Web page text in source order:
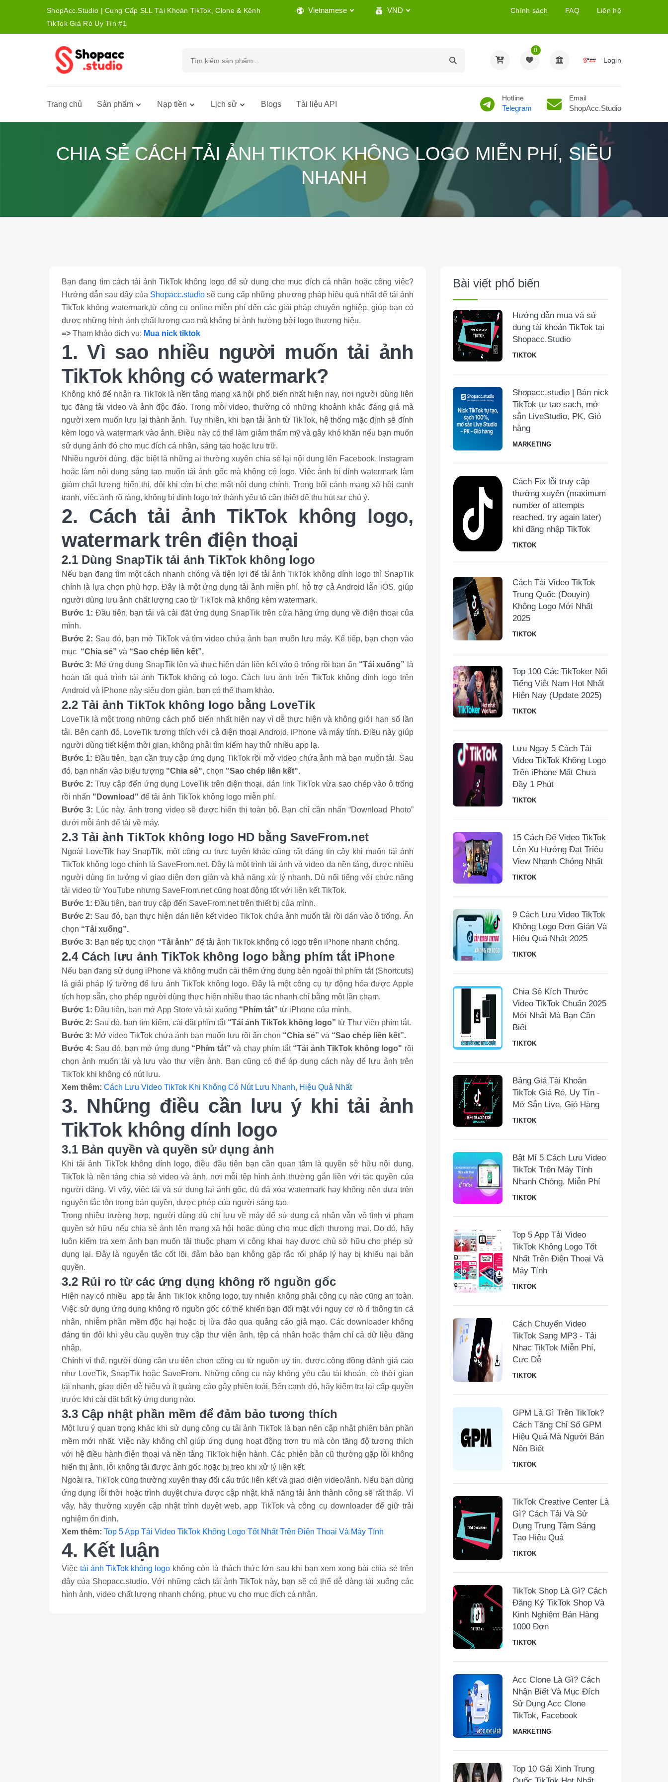
ShopAcc.Studio | Cung Cấp SLL Tài Khoản TikTok, Clone & Kênh
TikTok Giá Rẻ Uy Tín #1
Vietnamese VND Chính sách FAQ Liên hệ
0
Login
Trang chủ Sản phẩm Nạp tiền Lịch sử Blogs Tài liệu API
Hotline
Telegram
Email
ShopAcc.Studio
CHIA SẺ CÁCH TẢI ẢNH TIKTOK KHÔNG LOGO MIỄN PHÍ, SIÊU
NHANH
Bạn đang tìm cách tải ảnh TikTok không logo để sử dụng cho mục đích cá nhân hoặc công việc?
Hướng dẫn sau đây của Shopacc.studiosẽ cung cấp những phương pháp hiệu quả nhất để tải ảnh
TikTok không watermark,từ công cụ online miễn phí đến các giải pháp chuyên nghiệp, giúp bạn có
được những hình ảnh chất lượng cao mà không bị ảnh hưởng bởi logo thương hiệu.
=> Tham khảo dịch vụ: Mua nick tiktok
1. Vì sao nhiều người muốn tải ảnh
TikTok không có watermark?
Không khó để nhận ra TikTok là nền tảng mạng xã hội phổ biến nhất hiện nay, nơi người dùng liên
tục đăng tải video và ảnh độc đáo. Trong mỗi video, thường có những khoảnh khắc đáng giá mà
người xem muốn lưu lại thành ảnh. Tuy nhiên, khi bạn tải ảnh từ TikTok, hệ thống mặc định sẽ đính
kèm logo và watermark vào ảnh. Điều này có thể làm giảm thẩm mỹ và gây khó khăn nếu bạn muốn
sử dụng ảnh đó cho mục đích cá nhân, sáng tạo hoặc lưu trữ.
Nhiều người dùng, đặc biệt là những ai thường xuyên chia sẻ lại nội dung lên Facebook, Instagram
hoặc làm nội dung sáng tạo muốn tải ảnh gốc mà không có logo. Việc ảnh bị dính watermark làm
giảm chất lượng hiển thị, đôi khi còn bị che mất nội dung chính. Trong bối cảnh mạng xã hội cạnh
tranh, việc ảnh rõ ràng, không bị dính logo trở thành yếu tố cần thiết để thu hút sự chú ý.
2. Cách tải ảnh TikTok không logo,
watermark trên điện thoại
2.1 Dùng SnapTik tải ảnh TikTok không logo
Nếu bạn đang tìm một cách nhanh chóng và tiện lợi để tải ảnh TikTok không dính logo thì SnapTik
chính là lựa chọn phù hợp. Đây là một ứng dụng tải ảnh miễn phí, hỗ trợ cả Android lẫn iOS, giúp
người dùng lưu ảnh chất lượng cao từ TikTok mà không kèm watermark.
Bước 1: Đầu tiên, bạn tải và cài đặt ứng dụng SnapTik trên cửa hàng ứng dụng về điện thoại của
mình.
Bước 2: Sau đó, bạn mở TikTok và tìm video chứa ảnh bạn muốn lưu máy. Kế tiếp, bạn chọn vào
mục “Chia sẻ” và “Sao chép liên kết”.
Bước 3: Mở ứng dụng SnapTik lên và thực hiện dán liên kết vào ô trống rồi bạn ấn “Tải xuống” là
hoàn tất quá trình tải ảnh TikTok không có logo. Cách lưu ảnh trên TikTok không dính logo trên
Android và iPhone này siêu đơn giản, bạn có thể tham khảo.
2.2 Tải ảnh TikTok không logo bằng LoveTik
LoveTik là một trong những cách phổ biến nhất hiện nay vì dễ thực hiện và không giới hạn số lần
tải. Bên cạnh đó, LoveTik tương thích với cả điện thoại Android, iPhone và máy tính. Điều này giúp
người dùng tiết kiệm thời gian, không phải tìm kiếm hay thử nhiều app lạ.
Bước 1: Đầu tiên, bạn cần truy cập ứng dụng TikTok rồi mở video chứa ảnh mà bạn muốn tải. Sau
đó, bạn nhấn vào biểu tượng "Chia sẻ", chọn "Sao chép liên kết".
Bước 2:Truy cập đến ứng dụng LoveTik trên điện thoại, dán link TikTok vừa sao chép vào ô trống
rồi nhấn "Download" để tải ảnh TikTok không logo miễn phí.
Bước 3: Lúc này, ảnh trong video sẽ được hiển thị toàn bộ. Bạn chỉ cần nhấn “Download Photo”
dưới mỗi ảnh để tải về máy.
2.3 Tải ảnh TikTok không logo HD bằng SaveFrom.net
Ngoài LoveTik hay SnapTik, một công cụ trực tuyến khác cũng rất đáng tin cậy khi muốn tải ảnh
TikTok không logo chính là SaveFrom.net. Đây là một trình tải ảnh và video đa nền tảng, được nhiều
người dùng tin tưởng vì giao diện đơn giản và khả năng xử lý nhanh. Dù nổi tiếng với chức năng
tải video từ YouTube nhưng SaveFrom.net cũng hoạt động tốt với liên kết TikTok.
Bước 1: Đầu tiên, bạn truy cập đến SaveFrom.net trên thiết bị của mình.
Bước 2: Sau đó, bạn thực hiện dán liên kết video TikTok chứa ảnh muốn tải rồi dán vào ô trống. Ấn
chọn “Tải xuống”.
Bước 3: Bạn tiếp tục chọn “Tải ảnh” để tải ảnh TikTok không có logo trên iPhone nhanh chóng.
2.4 Cách lưu ảnh TikTok không logo bằng phím tắt iPhone
Nếu bạn đang sử dụng iPhone và không muốn cài thêm ứng dụng bên ngoài thì phím tắt (Shortcuts)
là giải pháp lý tưởng để lưu ảnh TikTok không logo. Đây là một công cụ tự động hóa được Apple
tích hợp sẵn, cho phép người dùng thực hiện nhiều thao tác nhanh chỉ bằng một lần chạm.
Bước 1: Đầu tiên, bạn mở App Store và tải xuống “Phím tắt” từ iPhone của mình.
Bước 2: Sau đó, bạn tìm kiếm, cài đặt phím tắt“Tải ảnh TikTok không logo” từ Thư viện phím tắt.
Bước 3: Mở video TikTok chứa ảnh bạn muốn lưu rồi ấn chọn “Chia sẻ” và “Sao chép liên kết”.
Bước 4: Sau đó, bạn mở ứng dụng “Phím tắt”và chạy phím tắt “Tải ảnh TikTok không logo" rồi
chọn ảnh muốn tải và lưu vào thư viện ảnh. Bạn cũng có thể áp dụng cách này để lưu ảnh trên
TikTok khi không có nút lưu.
Xem thêm: Cách Lưu Video TikTok Khi Không Có Nút Lưu Nhanh, Hiệu Quả Nhất
3. Những điều cần lưu ý khi tải ảnh
TikTok không dính logo
3.1 Bản quyền và quyền sử dụng ảnh
Khi tải ảnh TikTok không dính logo, điều đầu tiên bạn cần quan tâm là quyền sở hữu nội dung.
TikTok là nền tảng chia sẻ video và ảnh, nơi mỗi tệp hình ảnh thường gắn liền với tác quyền của
người đăng. Vì vậy, việc tải và sử dụng lại ảnh gốc, dù đã xóa watermark hay không nên dựa trên
nguyên tắc tôn trọng bản quyền, được phép của người sáng tạo.
Trong nhiều trường hợp, người dùng dù chỉ lưu về máy để sử dụng cá nhân vẫn vô tình vi phạm
quyền sở hữu nếu chia sẻ ảnh lên mạng xã hội hoặc dùng cho mục đích thương mại. Do đó, hãy
luôn kiểm tra xem ảnh bạn muốn tải thuộc phạm vi công khai hay được chủ sở hữu cho phép sử
dụng lại. Đây là nguyên tắc cốt lõi, đảm bảo bạn không gặp rắc rối pháp lý hay bị khiếu nại bản
quyền.
3.2 Rủi ro từ các ứng dụng không rõ nguồn gốc
Hiện nay có nhiều app tải ảnh TikTok không logo, tuy nhiên không phải công cụ nào cũng an toàn.
Việc sử dụng ứng dụng không rõ nguồn gốc có thể khiến bạn đối mặt với nguy cơ rò rỉ thông tin cá
nhân, nhiễm phần mềm độc hại hoặc bị lừa đảo qua quảng cáo giả mạo. Các downloader không
đáng tin đôi khi yêu cầu quyền truy cập thư viện ảnh, tệp cá nhân hoặc thậm chí cả dữ liệu đăng
nhập.
Chính vì thế, người dùng cần ưu tiên chọn công cụ từ nguồn uy tín, được cộng đồng đánh giá cao
như LoveTik, SnapTik hoặc SaveFrom. Những công cụ này không yêu cầu tài khoản, có thời gian
tải nhanh, giao diện dễ hiểu và ít quảng cáo gây phiền toái. Bên cạnh đó, hãy kiểm tra lại cấp quyền
trước khi cài đặt bất kỳ ứng dụng nào.
3.3 Cập nhật phần mềm để đảm bảo tương thích
Một lưu ý quan trọng khác khi sử dụng công cụ tải ảnh TikTok là bạn nên cập nhật phiên bản phần
mềm mới nhất. Việc này không chỉ giúp ứng dụng hoạt động trơn tru mà còn tăng độ tương thích
với hệ điều hành điện thoại và nền tảng TikTok hiện hành. Các phiên bản cũ thường gặp lỗi không
hiển thị ảnh, lỗi không tải được ảnh gốc hoặc bị treo khi xử lý liên kết.
Ngoài ra, TikTok cũng thường xuyên thay đổi cấu trúc liên kết và giao diện video/ảnh. Nếu bạn dùng
ứng dụng lỗi thời hoặc trình duyệt chưa được cập nhật, khả năng tải ảnh thành công sẽ rất thấp. Vì
vậy, hãy thường xuyên cập nhật trình duyệt web, app TikTok và công cụ downloader để giữ trải
nghiệm ổn định.
Xem thêm: Top 5 App Tải Video TikTok Không Logo Tốt Nhất Trên Điện Thoại Và Máy Tính
4. Kết luận
Việctải ảnh TikTok không logo không còn là thách thức lớn sau khi bạn xem xong bài chia sẻ trên
đây của Shopacc.studio. Với những cách tải ảnh TikTok này, bạn sẽ có thể dễ dàng tải xuống các
hình ảnh, video chất lượng nhanh chóng, phục vụ cho mục đích cá nhân.
Bài viết phổ biến
Hướng dẫn mua và sử
dụng tài khoản TikTok tại
Shopacc.Studio
TIKTOK
Shopacc.studio | Bán nick
TikTok tự tạo sạch, mở
sẵn LiveStudio, PK, Giỏ
hàng
MARKETING
Cách Fix lỗi truy cập
thường xuyên (maximum
number of attempts
reached. try again later)
khi đăng nhập TikTok
TIKTOK
Cách Tải Video TikTok
Trung Quốc (Douyin)
Không Logo Mới Nhất
2025
TIKTOK
Top 100 Các TikToker Nổi
Tiếng Việt Nam Hot Nhất
Hiện Nay (Update 2025)
TIKTOK
Lưu Ngay 5 Cách Tải
Video TikTok Không Logo
Trên iPhone Mất Chưa
Đầy 1 Phút
TIKTOK
15 Cách Để Video TikTok
Lên Xu Hướng Đạt Triệu
View Nhanh Chóng Nhất
TIKTOK
9 Cách Lưu Video TikTok
Không Logo Đơn Giản Và
Hiệu Quả Nhất 2025
TIKTOK
Chia Sẻ Kích Thước
Video TikTok Chuẩn 2025
Mới Nhất Mà Bạn Cần
Biết
TIKTOK
Bảng Giá Tài Khoản
TikTok Giá Rẻ, Uy Tín -
Mở Sẵn Live, Giỏ Hàng
TIKTOK
Bật Mí 5 Cách Lưu Video
TikTok Trên Máy Tính
Nhanh Chóng, Miễn Phí
TIKTOK
Top 5 App Tải Video
TikTok Không Logo Tốt
Nhất Trên Điện Thoại Và
Máy Tính
TIKTOK
Cách Chuyển Video
TikTok Sang MP3 - Tải
Nhạc TikTok Miễn Phí,
Cực Dễ
TIKTOK
GPM Là Gì Trên TikTok?
Cách Tăng Chỉ Số GPM
Hiệu Quả Mà Người Bán
Nên Biết
TIKTOK
TikTok Creative Center Là
Gì? Cách Tải Và Sử
Dụng Trung Tâm Sáng
Tạo Hiệu Quả
TIKTOK
TikTok Shop Là Gì? Cách
Đăng Ký TikTok Shop Và
Kinh Nghiệm Bán Hàng
1000 Đơn
TIKTOK
Acc Clone Là Gì? Cách
Nhận Biết Và Mục Đích
Sử Dụng Acc Clone
TikTok, Facebook
MARKETING
Top 10 Gái Xinh Trung